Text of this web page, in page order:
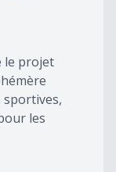
le projet
les